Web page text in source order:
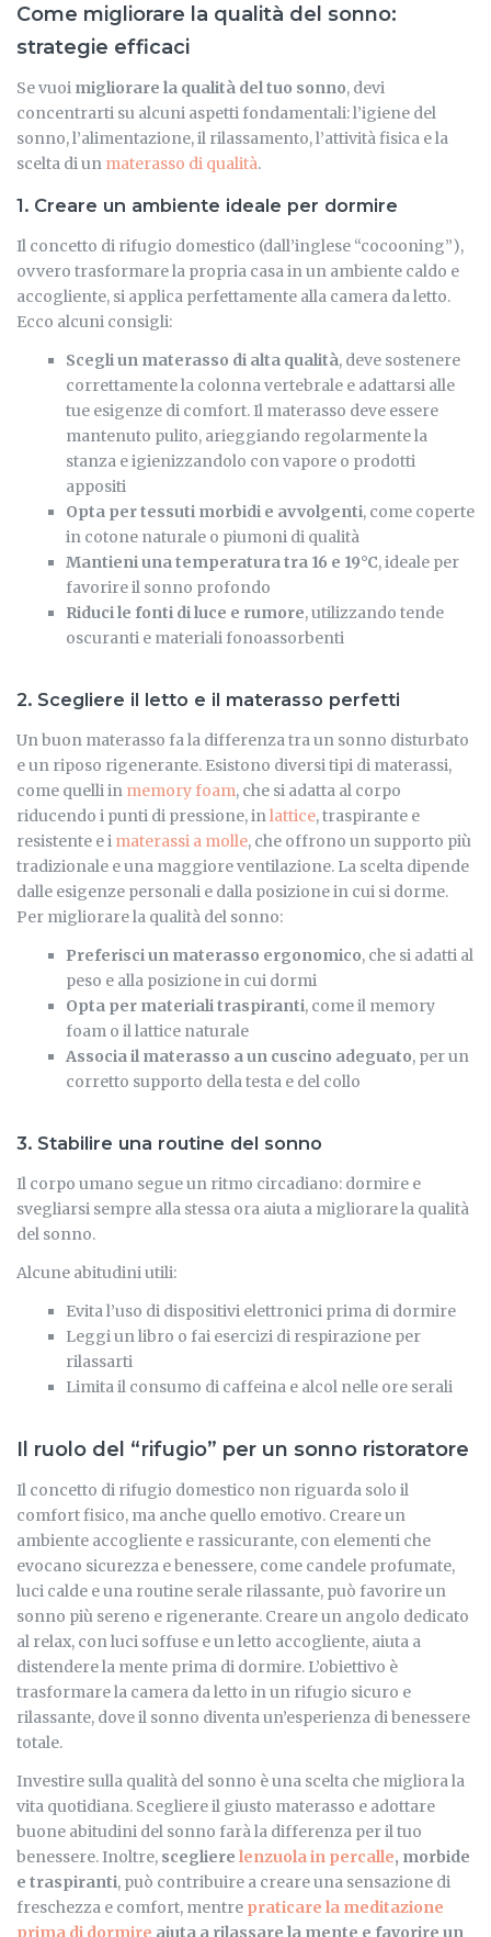
Come migliorare la qualità del sonno:
strategie efficaci
Se vuoi migliorare la qualità del tuo sonno, devi
concentrarti su alcuni aspetti fondamentali: l’igiene del
sonno, l’alimentazione, il rilassamento, l’attività fisica e la
scelta di un materasso di qualità.
1. Creare un ambiente ideale per dormire
Il concetto di rifugio domestico (dall’inglese “cocooning”),
ovvero trasformare la propria casa in un ambiente caldo e
accogliente, si applica perfettamente alla camera da letto.
Ecco alcuni consigli:
Scegli un materasso di alta qualità, deve sostenere
correttamente la colonna vertebrale e adattarsi alle
tue esigenze di comfort. Il materasso deve essere
mantenuto pulito, arieggiando regolarmente la
stanza e igienizzandolo con vapore o prodotti
appositi
Opta per tessuti morbidi e avvolgenti, come coperte
in cotone naturale o piumoni di qualità
Mantieni una temperatura tra 16 e 19°C, ideale per
favorire il sonno profondo
Riduci le fonti di luce e rumore, utilizzando tende
oscuranti e materiali fonoassorbenti
2. Scegliere il letto e il materasso perfetti
Un buon materasso fa la differenza tra un sonno disturbato
e un riposo rigenerante. Esistono diversi tipi di materassi,
come quelli in memory foam, che si adatta al corpo
riducendo i punti di pressione, inlattice, traspirante e
resistente e i materassi a molle, che offrono un supporto più
tradizionale e una maggiore ventilazione. La scelta dipende
dalle esigenze personali e dalla posizione in cui si dorme.
Per migliorare la qualità del sonno:
Preferisci un materasso ergonomico, che si adatti al
peso e alla posizione in cui dormi
Opta per materiali traspiranti, come il memory
foam o il lattice naturale
Associa il materasso a un cuscino adeguato, per un
corretto supporto della testa e del collo
3. Stabilire una routine del sonno
Il corpo umano segue un ritmo circadiano: dormire e
svegliarsi sempre alla stessa ora aiuta a migliorare la qualità
del sonno.
Alcune abitudini utili:
Evita l’uso di dispositivi elettronici prima di dormire
Leggi un libro o fai esercizi di respirazione per
rilassarti
Limita il consumo di caffeina e alcol nelle ore serali
Il ruolo del “rifugio” per un sonno ristoratore
Il concetto di rifugio domestico non riguarda solo il
comfort fisico, ma anche quello emotivo. Creare un
ambiente accogliente e rassicurante, con elementi che
evocano sicurezza e benessere, come candele profumate,
luci calde e una routine serale rilassante, può favorire un
sonno più sereno e rigenerante. Creare un angolo dedicato
al relax, con luci soffuse e un letto accogliente, aiuta a
distendere la mente prima di dormire. L’obiettivo è
trasformare la camera da letto in un rifugio sicuro e
rilassante, dove il sonno diventa un’esperienza di benessere
totale.
Investire sulla qualità del sonno è una scelta che migliora la
vita quotidiana. Scegliere il giusto materasso e adottare
buone abitudini del sonno farà la differenza per il tuo
benessere. Inoltre, scegliere lenzuola in percalle, morbide
e traspiranti, può contribuire a creare una sensazione di
freschezza e comfort, mentre praticare la meditazione
prima di dormire aiuta a rilassare la mente e favorire un